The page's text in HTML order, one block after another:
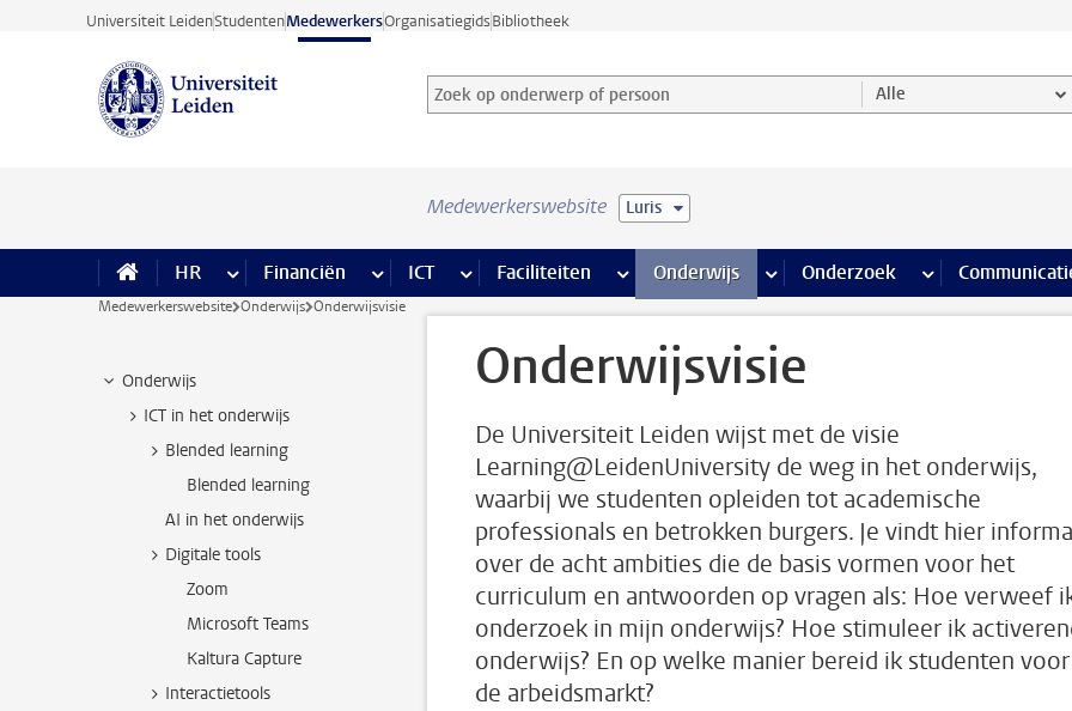
Ga direct naar de inhoud
Universiteit LeidenStudentenMedewerkersOrganisatiegidsBibliotheek
Zoek op onderwerp of persoon en selecteer categorie
Zoekterm Alle
Medewerkerswebsite Luris
HR meer HR pagina’s
Financiën meer Financiën pagina’s
ICT meer ICT pagina’s
Faciliteiten meer Faciliteiten pagina’s
Onderwijs meer Onderwijs pagina’s
Onderzoek meer Onderzoek
Medewerkerswebsite Onderwijs Onderwijsvisie
Onderwijs
ICT in het onderwijs
Blended learning
Blended learning
AI in het onderwijs
Digitale tools
Zoom
Microsoft Teams
Kaltura Capture
Interactietools
Onderwijsvisie
De Universiteit Leiden wijst met de visie
Learning@LeidenUniversity de weg in het onderwijs,
waarbij we studenten opleiden tot academische
professionals en betrokken burgers. Je vindt hier
over de acht ambities die de basis vormen voor het
curriculum en antwoorden op vragen als: Hoe verweef
onderzoek in mijn onderwijs? Hoe stimuleer ik
onderwijs? En op welke manier bereid ik studenten
de arbeidsmarkt?